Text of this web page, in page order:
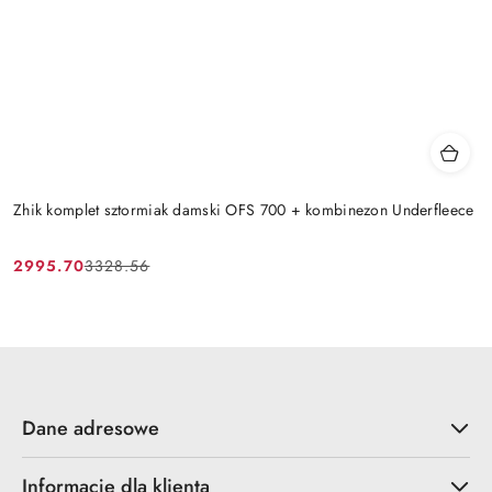
Zhik komplet sztormiak damski OFS 700 + kombinezon Underfleece
Cena
2995.70
Cena
3328.56
Dane adresowe